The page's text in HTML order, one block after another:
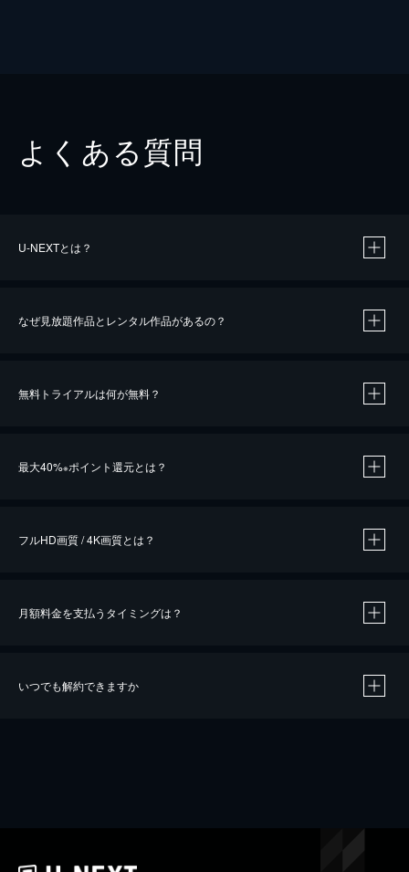
よくある質問
U-NEXTとは？
なぜ見放題作品とレンタル作品があるの？
無料トライアルは何が無料？
最大40%※ポイント還元とは？
※40％ポイント還元の対象は、クレジットカード決済による作品の購入 / レンタルです。
iOSアプリのUコイン決済による作品の購入 / レンタルは、20％のポイント還元です。
フルHD画質 / 4K画質とは？
月額料金を支払うタイミングは？
いつでも解約できますか